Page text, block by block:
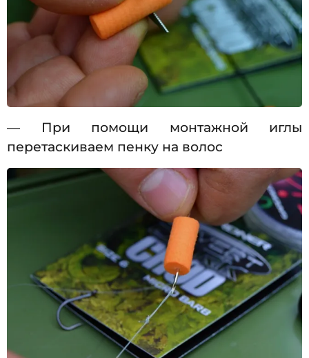
— При помощи монтажной иглы
перетаскиваем пенку на волос